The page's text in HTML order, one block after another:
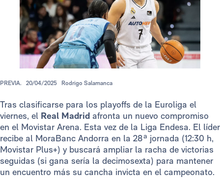
PREVIA. 20/04/2025 Rodrigo Salamanca
Tras clasificarse para los playoffs de la Euroliga el
viernes, el Real Madrid afronta un nuevo compromiso
en el Movistar Arena. Esta vez de la Liga Endesa. El líder
recibe al MoraBanc Andorra en la 28ª jornada (12:30 h,
Movistar Plus+) y buscará ampliar la racha de victorias
seguidas (si gana sería la decimosexta) para mantener
un encuentro más su cancha invicta en el campeonato.